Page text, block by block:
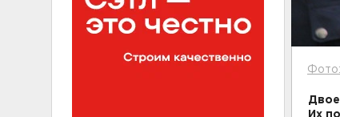
Их